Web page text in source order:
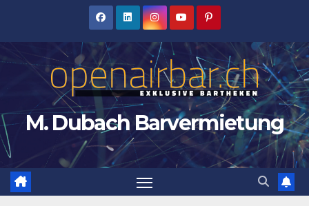
M. Dubach Barvermietung